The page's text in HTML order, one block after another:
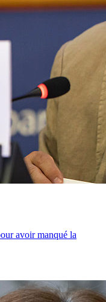
avoir manqué la